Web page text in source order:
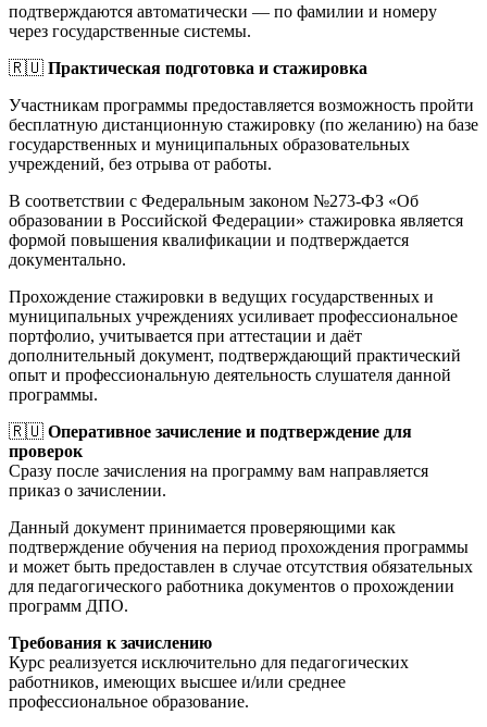
подтверждаются автоматически — по фамилии и номеру
через государственные системы.
🇷🇺 Практическая подготовка и стажировка
Участникам программы предоставляется возможность пройти
бесплатную дистанционную стажировку (по желанию) на базе
государственных и муниципальных образовательных
учреждений, без отрыва от работы.
В соответствии с Федеральным законом №273-ФЗ «Об
образовании в Российской Федерации» стажировка является
формой повышения квалификации и подтверждается
документально.
Прохождение стажировки в ведущих государственных и
муниципальных учреждениях усиливает профессиональное
портфолио, учитывается при аттестации и даёт
дополнительный документ, подтверждающий практический
опыт и профессиональную деятельность слушателя данной
программы.
🇷🇺 Оперативное зачисление и подтверждение для
проверок
Сразу после зачисления на программу вам направляется
приказ о зачислении.
Данный документ принимается проверяющими как
подтверждение обучения на период прохождения программы
и может быть предоставлен в случае отсутствия обязательных
для педагогического работника документов о прохождении
программ ДПО.
Требования к зачислению
Курс реализуется исключительно для педагогических
работников, имеющих высшее и/или среднее
профессиональное образование.